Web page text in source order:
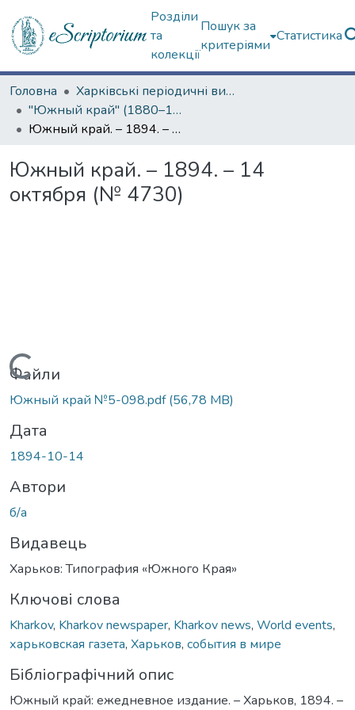
Розділи
та
колекції
Пошук за
критеріями
Статистика
Головна
Харківські періодичні видання
"Южный край" (1880–1919 гг.)
Южный край. – 1894. – 14 октября (№ 4730)
Южный край. – 1894. – 14
октября (№ 4730)
Вантажиться...
Файли
Южный край №5-098.pdf(56,78 MB)
Дата
1894-10-14
Автори
б/а
Видавець
Харьков: Типография «Южного Края»
Ключові слова
Kharkov, Kharkov newspaper, Kharkov news, World events,
харьковская газета, Харьков, события в мире
Бібліографічний опис
Южный край: ежедневное издание. – Харьков, 1894. –